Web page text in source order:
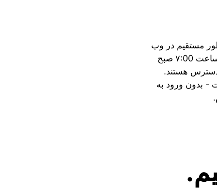
مستقیم در وب
سایت. دوشنبه تا جمعه از ساعت ۷:00 صبح
دسترس هستند.
بدون ورود به